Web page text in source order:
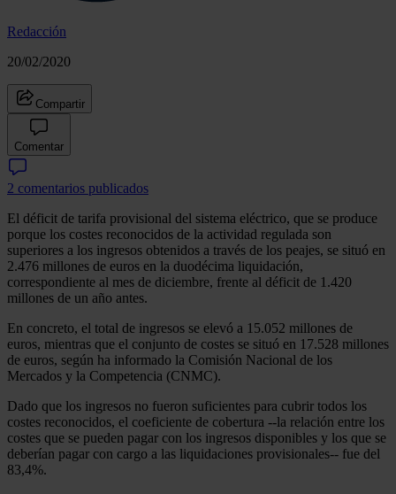
Redacción
20/02/2020
Compartir
Comentar
2 comentarios publicados
El déficit de tarifa provisional del sistema eléctrico, que se produce
porque los costes reconocidos de la actividad regulada son
superiores a los ingresos obtenidos a través de los peajes, se situó en
2.476 millones de euros en la duodécima liquidación,
correspondiente al mes de diciembre, frente al déficit de 1.420
millones de un año antes.
En concreto, el total de ingresos se elevó a 15.052 millones de
euros, mientras que el conjunto de costes se situó en 17.528 millones
de euros, según ha informado la Comisión Nacional de los
Mercados y la Competencia (CNMC).
Dado que los ingresos no fueron suficientes para cubrir todos los
costes reconocidos, el coeficiente de cobertura --la relación entre los
costes que se pueden pagar con los ingresos disponibles y los que se
deberían pagar con cargo a las liquidaciones provisionales-- fue del
83,4%.